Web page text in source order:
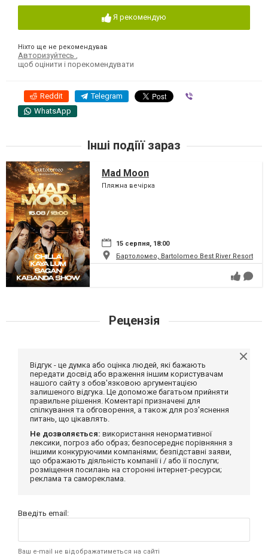
Я рекомендую
Ніхто ще не рекомендував
Авторизуйтесь
щоб оцінити і порекомендувати
Reddit Telegram
WhatsApp
Інші подіїї зараз
Mad Moon
Пляжна вечірка
15 серпня, 18:00
Бартоломео, Bartolomeo Best River Resort
Рецензія
Відгук - це думка або оцінка людей, які бажають
передати досвід або враження іншим користувачам
нашого сайту з обов'язковою аргументацією
залишеного відгука. Це допоможе багатьом прийняти
правильне рішення. Коментарі призначені для
спілкування та обговорення, а також для роз'яснення
питань, що цікавлять.
Не дозволяється: використання ненормативної
лексики, погроз або образ; безпосереднє порівняння з
іншими конкуруючими компаніями; безпідставні заяви,
що ображають діяльність компанії і / або її послуги;
розміщення посилань на сторонні інтернет-ресурси;
реклама та самореклама.
Введіть email:
Ваш e-mail не відображатиметься на сайті